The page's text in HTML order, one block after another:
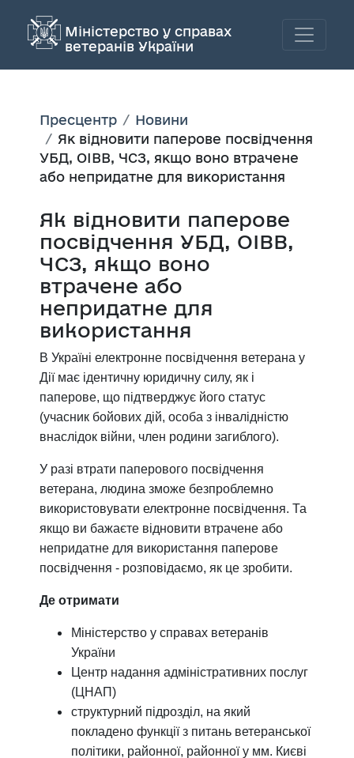
Міністерство у справах
ветеранів України
Пресцентр
Новини
Як відновити паперове посвідчення
УБД, ОІВВ, ЧСЗ, якщо воно втрачене
або непридатне для використання
Як відновити паперове
посвідчення УБД, ОІВВ,
ЧСЗ, якщо воно
втрачене або
непридатне для
використання
В Україні електронне посвідчення ветерана у
Дії має ідентичну юридичну силу, як і
паперове, що підтверджує його статус
(учасник бойових дій, особа з інвалідністю
внаслідок війни, член родини загиблого).
У разі втрати паперового посвідчення
ветерана, людина зможе безпроблемно
використовувати електронне посвідчення. Та
якщо ви бажаєте відновити втрачене або
непридатне для використання паперове
посвідчення - розповідаємо, як це зробити.
Де отримати
Міністерство у справах ветеранів
України
Центр надання адміністративних послуг
(ЦНАП)
структурний підрозділ, на який
покладено функції з питань ветеранської
політики, районної, районної у мм. Києві